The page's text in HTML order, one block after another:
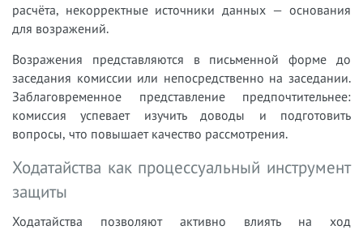
расчёта, некорректные источники данных — основания
для возражений.
Возражения представляются в письменной форме до
заседания комиссии или непосредственно на заседании.
Заблаговременное представление предпочтительнее:
комиссия успевает изучить доводы и подготовить
вопросы, что повышает качество рассмотрения.
Ходатайства как процессуальный инструмент
защиты
Ходатайства позволяют активно влиять на ход